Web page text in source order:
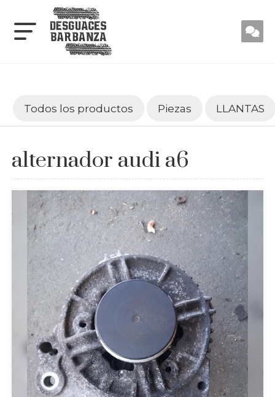
Todos los productos Piezas LLANTAS
alternador audi a6